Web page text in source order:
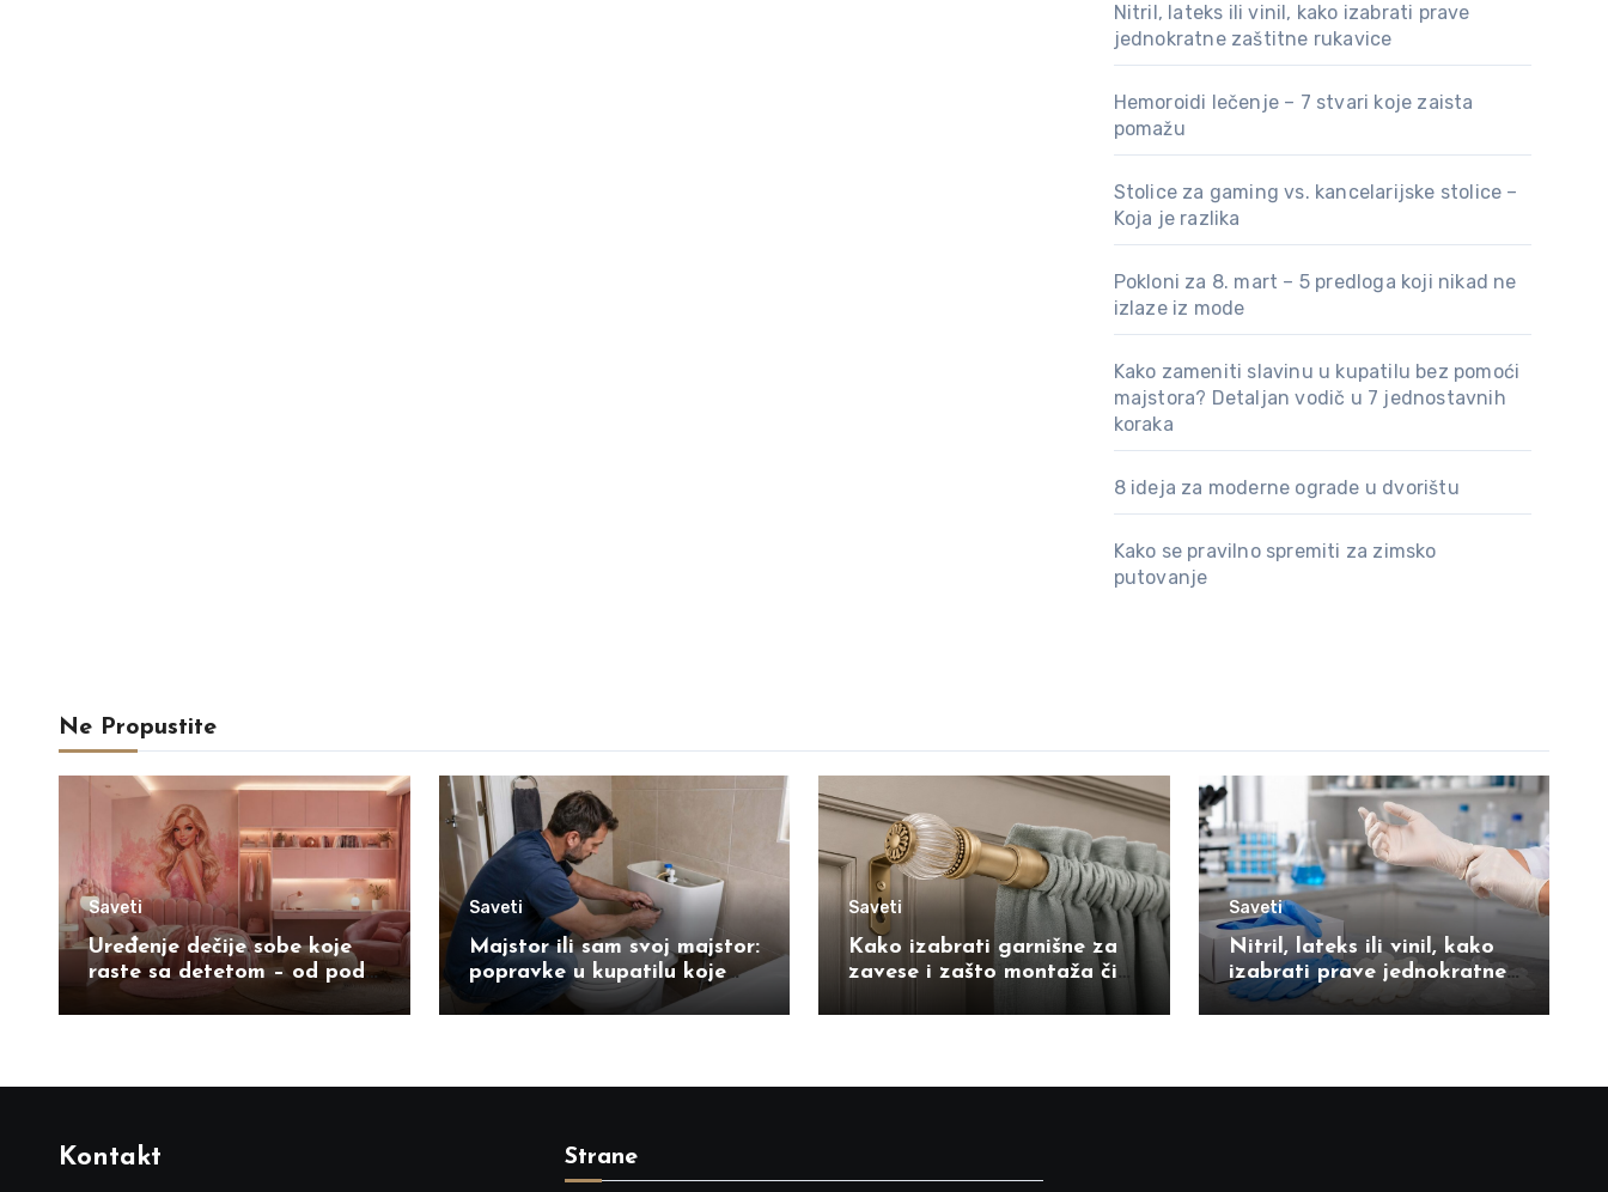
Nitril, lateks ili vinil, kako izabrati prave
jednokratne zaštitne rukavice
Hemoroidi lečenje – 7 stvari koje zaista
pomažu
Stolice za gaming vs. kancelarijske stolice –
Koja je razlika
Pokloni za 8. mart – 5 predloga koji nikad ne
izlaze iz mode
Kako zameniti slavinu u kupatilu bez pomoći
majstora? Detaljan vodič u 7 jednostavnih
koraka
8 ideja za moderne ograde u dvorištu
Kako se pravilno spremiti za zimsko
putovanje
Ne Propustite
Saveti
Uređenje dečije sobe koje
raste sa detetom – od poda
do plafona
Saveti
Majstor ili sam svoj majstor:
popravke u kupatilu koje
možete uraditi sami
Saveti
Kako izabrati garnišne za
zavese i zašto montaža čini
Saveti
Nitril, lateks ili vinil, kako
izabrati prave jednokratne
zaštitne rukavice
Kontakt Strane